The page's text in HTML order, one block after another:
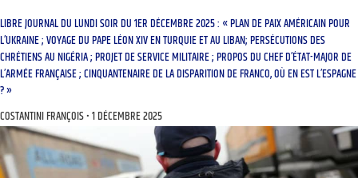
LIBRE JOURNAL DU LUNDI SOIR DU 1ER DÉCEMBRE 2025 : « PLAN DE PAIX AMÉRICAIN POUR
L’UKRAINE ; VOYAGE DU PAPE LÉON XIV EN TURQUIE ET AU LIBAN; PERSÉCUTIONS DES
CHRÉTIENS AU NIGÉRIA ; PROJET DE SERVICE MILITAIRE ; PROPOS DU CHEF D’ÉTAT-MAJOR DE
L’ARMÉE FRANÇAISE ; CINQUANTENAIRE DE LA DISPARITION DE FRANCO, OÙ EN EST L’ESPAGNE
? »
COSTANTINI FRANÇOIS 1 DÉCEMBRE 2025